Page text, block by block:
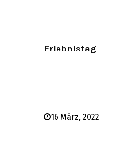
Erlebnistag
16 März, 2022